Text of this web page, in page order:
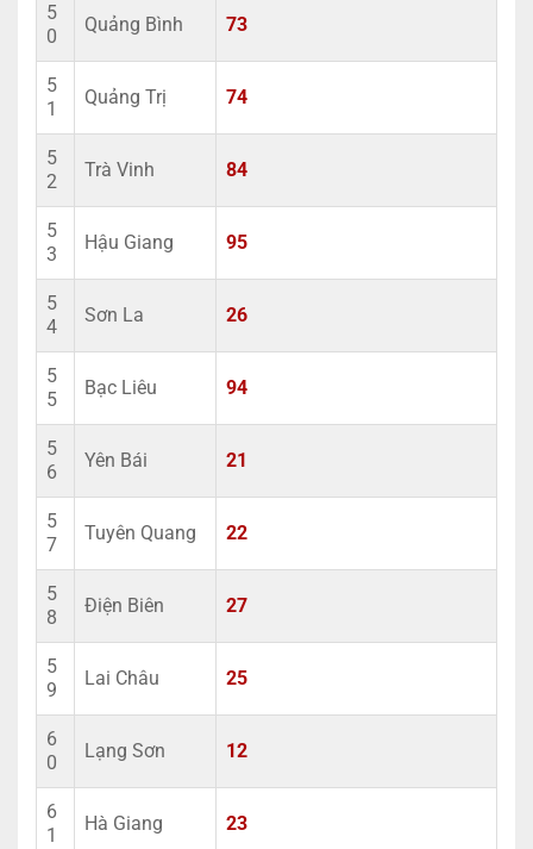
5
0
Quảng Bình 73
5
1
Quảng Trị 74
5
2
Trà Vinh 84
5
3
Hậu Giang 95
5
4
Sơn La 26
5
5
Bạc Liêu 94
5
6
Yên Bái 21
5
7
Tuyên Quang 22
5
8
Điện Biên 27
5
9
Lai Châu 25
6
0
Lạng Sơn 12
6
1
Hà Giang 23